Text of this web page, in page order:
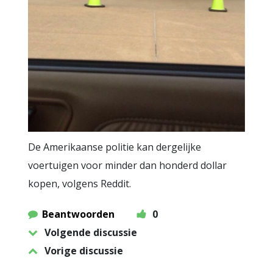
De Amerikaanse politie kan dergelijke
voertuigen voor minder dan honderd dollar
kopen, volgens Reddit.
Beantwoorden
0
Volgende discussie
Vorige discussie